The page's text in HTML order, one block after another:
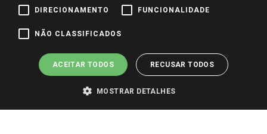
Pagamento e Segurança
DIRECIONAMENTO FUNCIONALIDADE
NÃO CLASSIFICADOS
ACEITAR TODOS RECUSAR TODOS
MOSTRAR DETALHES